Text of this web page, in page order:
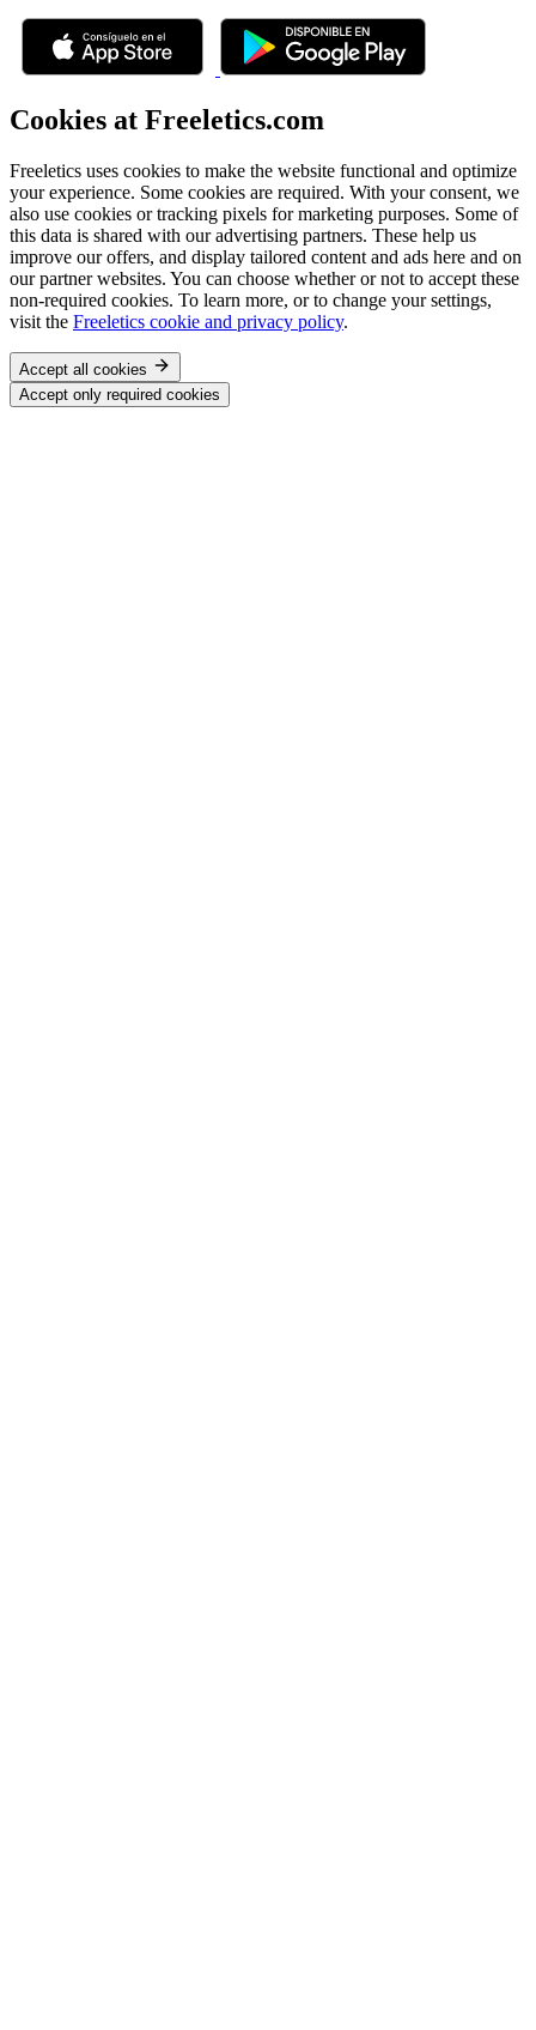
Cookies at Freeletics.com
Freeletics uses cookies to make the website functional and optimize
your experience. Some cookies are required. With your consent, we
also use cookies or tracking pixels for marketing purposes. Some of
this data is shared with our advertising partners. These help us
improve our offers, and display tailored content and ads here and on
our partner websites. You can choose whether or not to accept these
non-required cookies. To learn more, or to change your settings,
visit the Freeletics cookie and privacy policy.
Accept all cookies
Accept only required cookies